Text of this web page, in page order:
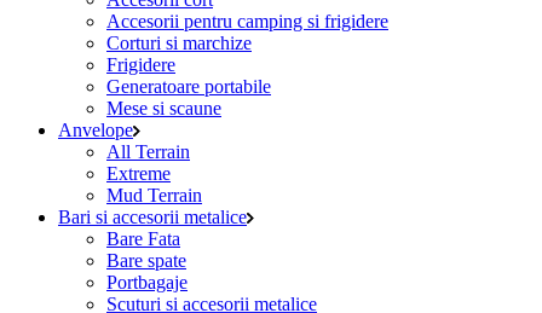
Accesorii pentru camping si frigidere
Corturi si marchize
Frigidere
Generatoare portabile
Mese si scaune
Anvelope
All Terrain
Extreme
Mud Terrain
Bari si accesorii metalice
Bare Fata
Bare spate
Portbagaje
Scuturi si accesorii metalice